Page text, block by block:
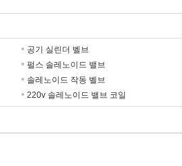
공기 실린더 벨브
펄스 솔레노이드 밸브
솔레노이드 작동 벨브
220v 솔레노이드 밸브 코일